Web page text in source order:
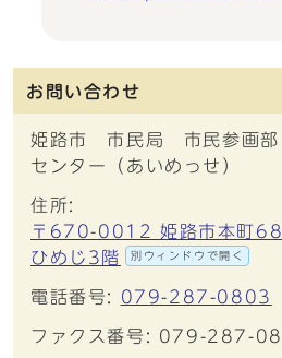
お問い合わせ
姫路市 市民局 市民参画部
センター（あいめっせ）
住所:
〒670-0012 姫路市本町
ひめじ3階
別ウィンドウで開く
電話番号: 079-287-0803
ファクス番号: 079-287-